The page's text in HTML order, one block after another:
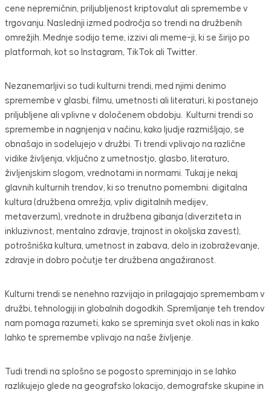
cene nepremičnin, priljubljenost kriptovalut ali spremembe v
trgovanju. Naslednji izmed področja so trendi na družbenih
omrežjih. Mednje sodijo teme, izzivi ali meme-ji, ki se širijo po
platformah, kot so Instagram, TikTok ali Twitter.
Nezanemarljivi so tudi kulturni trendi, med njimi denimo
spremembe v glasbi, filmu, umetnosti ali literaturi, ki postanejo
priljubljene ali vplivne v določenem obdobju. Kulturni trendi so
spremembe in nagnjenja v načinu, kako ljudje razmišljajo, se
obnašajo in sodelujejo v družbi. Ti trendi vplivajo na različne
vidike življenja, vključno z umetnostjo, glasbo, literaturo,
življenjskim slogom, vrednotami in normami. Tukaj je nekaj
glavnih kulturnih trendov, ki so trenutno pomembni: digitalna
kultura (družbena omrežja, vpliv digitalnih medijev,
metaverzum), vrednote in družbena gibanja (diverziteta in
inkluzivnost, mentalno zdravje, trajnost in okoljska zavest),
potrošniška kultura, umetnost in zabava, delo in izobraževanje,
zdravje in dobro počutje ter družbena angažiranost.
Kulturni trendi se nenehno razvijajo in prilagajajo spremembam v
družbi, tehnologiji in globalnih dogodkih. Spremljanje teh trendov
nam pomaga razumeti, kako se spreminja svet okoli nas in kako
lahko te spremembe vplivajo na naše življenje.
Tudi trendi na splošno se pogosto spreminjajo in se lahko
razlikujejo glede na geografsko lokacijo, demografske skupine in